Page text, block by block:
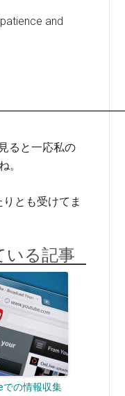
and
ると一応私の
。
とも受けてま
いる記事
での情報収集